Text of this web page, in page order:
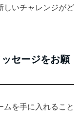
しいチャレンジがど
セージをお願
を手に入れること